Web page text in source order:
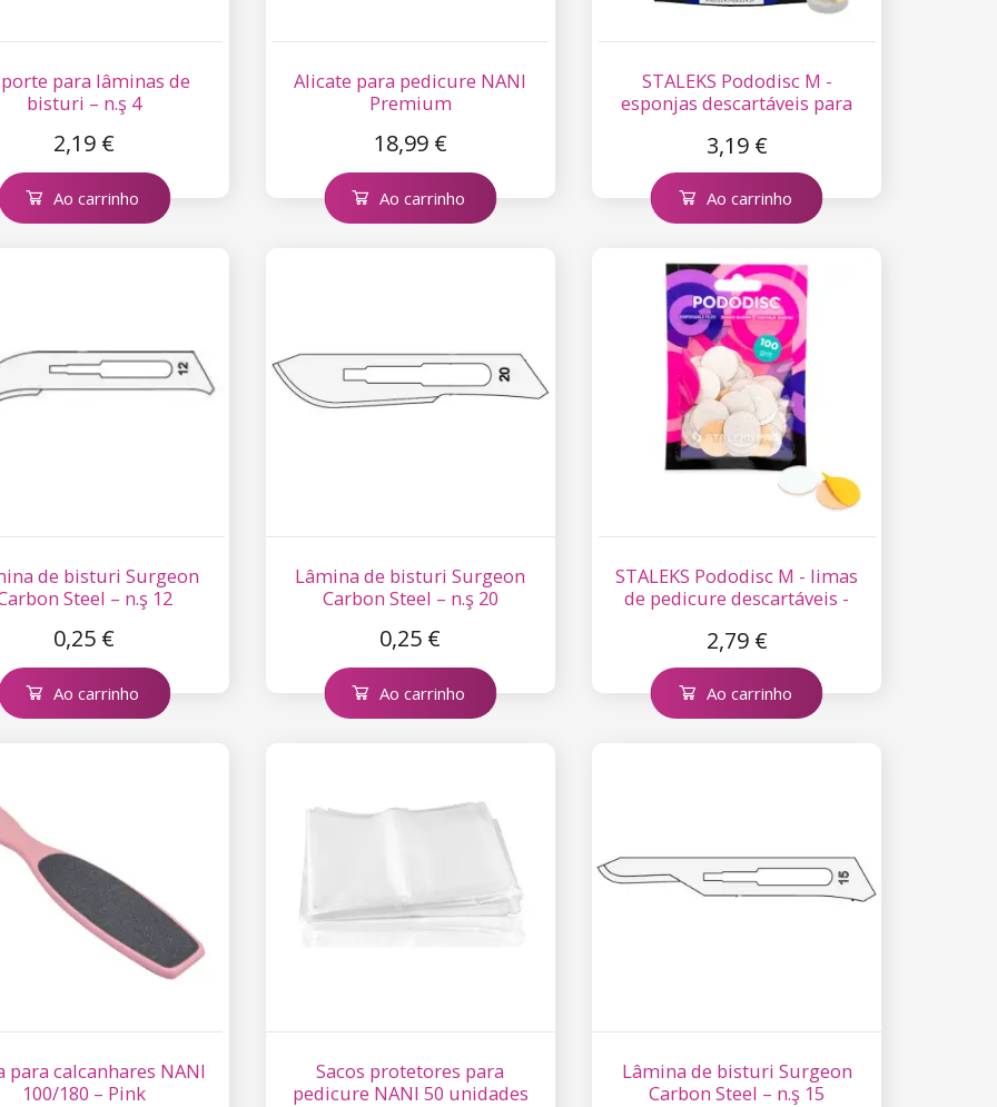
para lâminas de
bisturi – n.ş 4
2,19 €
Ao carrinho
Alicate para pedicure NANI
Premium
18,99 €
Ao carrinho
STALEKS Pododisc M -
esponjas descartáveis para
3,19 €
Ao carrinho
de bisturi Surgeon
Steel – n.ş 12
0,25 €
Ao carrinho
Lâmina de bisturi Surgeon
Carbon Steel – n.ş 20
0,25 €
Ao carrinho
STALEKS Pododisc M - limas
de pedicure descartáveis -
2,79 €
Ao carrinho
para calcanhares NANI
100/180 – Pink
Sacos protetores para
pedicure NANI 50 unidades
Lâmina de bisturi Surgeon
Carbon Steel – n.ş 15